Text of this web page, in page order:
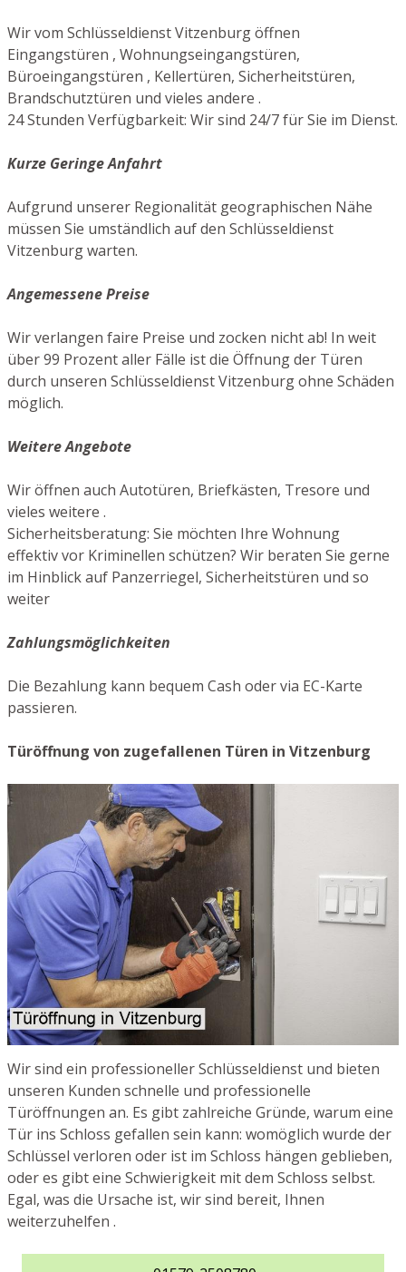
Wir vom Schlüsseldienst Vitzenburg öffnen
Eingangstüren , Wohnungseingangstüren,
Büroeingangstüren , Kellertüren, Sicherheitstüren,
Brandschutztüren und vieles andere .
24 Stunden Verfügbarkeit: Wir sind 24/7 für Sie im Dienst.
Kurze Geringe Anfahrt
Aufgrund unserer Regionalität geographischen Nähe
müssen Sie umständlich auf den Schlüsseldienst
Vitzenburg warten.
Angemessene Preise
Wir verlangen faire Preise und zocken nicht ab! In weit
über 99 Prozent aller Fälle ist die Öffnung der Türen
durch unseren Schlüsseldienst Vitzenburg ohne Schäden
möglich.
Weitere Angebote
Wir öffnen auch Autotüren, Briefkästen, Tresore und
vieles weitere .
Sicherheitsberatung: Sie möchten Ihre Wohnung
effektiv vor Kriminellen schützen? Wir beraten Sie gerne
im Hinblick auf Panzerriegel, Sicherheitstüren und so
weiter
Zahlungsmöglichkeiten
Die Bezahlung kann bequem Cash oder via EC-Karte
passieren.
Türöffnung von zugefallenen Türen in Vitzenburg
Wir sind ein professioneller Schlüsseldienst und bieten
unseren Kunden schnelle und professionelle
Türöffnungen an. Es gibt zahlreiche Gründe, warum eine
Tür ins Schloss gefallen sein kann: womöglich wurde der
Schlüssel verloren oder ist im Schloss hängen geblieben,
oder es gibt eine Schwierigkeit mit dem Schloss selbst.
Egal, was die Ursache ist, wir sind bereit, Ihnen
weiterzuhelfen .